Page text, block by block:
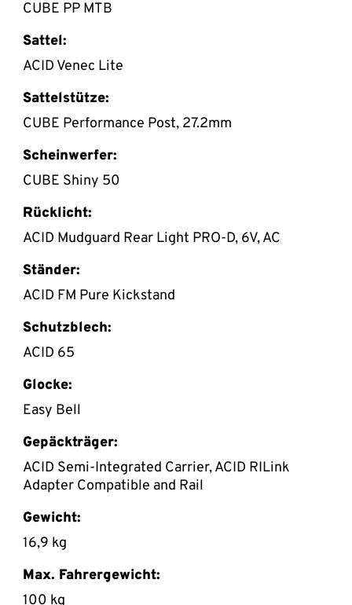
CUBE PP MTB
Sattel:
ACID Venec Lite
Sattelstütze:
CUBE Performance Post, 27.2mm
Scheinwerfer:
CUBE Shiny 50
Rücklicht:
ACID Mudguard Rear Light PRO-D, 6V, AC
Ständer:
ACID FM Pure Kickstand
Schutzblech:
ACID 65
Glocke:
Easy Bell
Gepäckträger:
ACID Semi-Integrated Carrier, ACID RILink
Adapter Compatible and Rail
Gewicht:
16,9 kg
Max. Fahrergewicht:
100 kg